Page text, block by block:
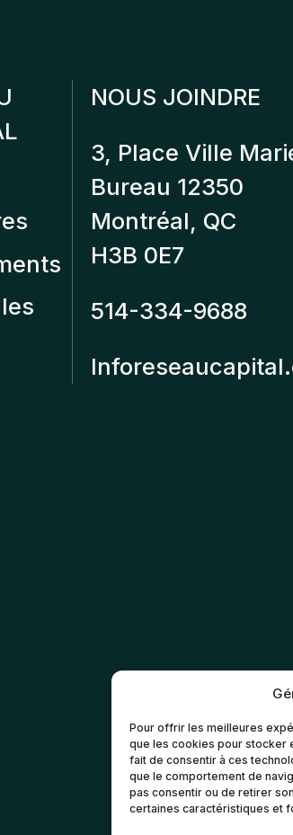
Pour offrir les meilleures
que les cookies pour stocker
fait de consentir à ces
que le comportement de
pas consentir ou de retirer
certaines caractéristiques et
NOUS JOINDRE
3, Place Ville
Bureau 12350
Montréal, QC
H3B 0E7
514-334-9688